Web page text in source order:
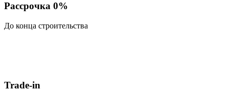
Рассрочка 0%
До конца строительства
Trade-in